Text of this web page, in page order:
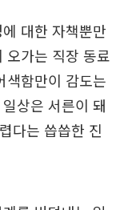
대한 자책뿐만
오가는 직장 동료
색함만이 감도는
상은 서른이 돼
다는 씁씁한 진